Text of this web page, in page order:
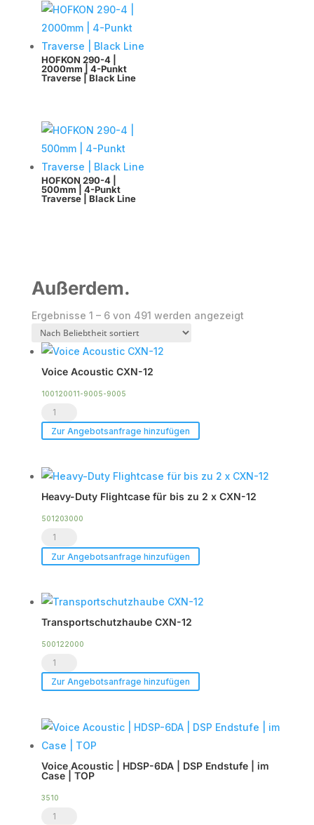
HOFKON 290-4 |
2000mm | 4-Punkt
Traverse | Black Line
HOFKON 290-4 |
500mm | 4-Punkt
Traverse | Black Line
Außerdem.
Ergebnisse 1 – 6 von 491 werden angezeigtNach
Voice Acoustic CXN-12
100120011-9005-9005
Voice
Acoustic
12
Menge
Zur Angebotsanfrage hinzufügen
Heavy-Duty Flightcase für bis zu 2 x CXN-12
501203000
Heavy-
Duty
für
zu
2
CXN-
Menge
Zur Angebotsanfrage hinzufügen
Transportschutzhaube CXN-12
500122000
Transportschutzhaube
CXN-
Menge
Zur Angebotsanfrage hinzufügen
Voice Acoustic | HDSP-6DA | DSP Endstufe | im
Case | TOP
3510
Voice